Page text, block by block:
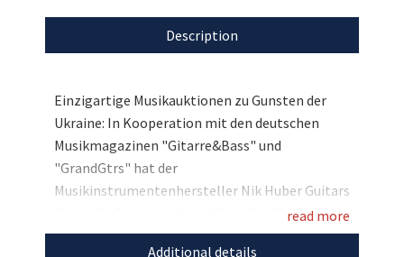
Description
Einzigartige Musikauktionen zu Gunsten der
Ukraine: In Kooperation mit den deutschen
Musikmagazinen "Gitarre&Bass" und
"GrandGtrs" hat der
Musikinstrumentenhersteller Nik Huber Guitars
die große Spendenaktion "Gear for Hope" zur
Unterstützung ausgewählter Ukraine-Projekte
read more
Additional details